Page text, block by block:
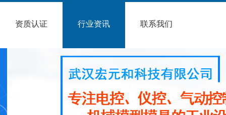
资质认证 行业资讯 联系我们